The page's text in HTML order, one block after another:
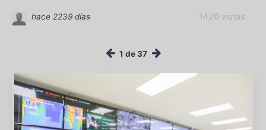
1420 vistas
hace 2239 días
1 de 37